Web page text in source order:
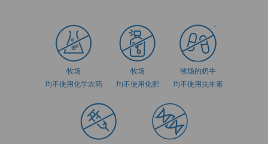
牧场
均不使用化学农药
牧场
均不使用化肥
牧场的奶牛
均不使用抗生素